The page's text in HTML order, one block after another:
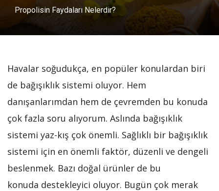
Propolisin Faydaları Nelerdir?
Havalar soğudukça, en popüler konulardan biri
de bağışıklık sistemi oluyor. Hem
danışanlarımdan hem de çevremden bu konuda
çok fazla soru alıyorum. Aslında bağışıklık
sistemi yaz-kış çok önemli. Sağlıklı bir bağışıklık
sistemi için en önemli faktör, düzenli ve dengeli
beslenmek. Bazı doğal ürünler de bu
konuda destekleyici oluyor. Bugün çok merak